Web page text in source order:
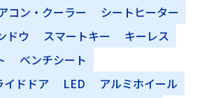
コン・クーラー
シートヒーター
ドウ スマートキー
キーレス
ベンチシート
ドドア
LED
アルミホイール